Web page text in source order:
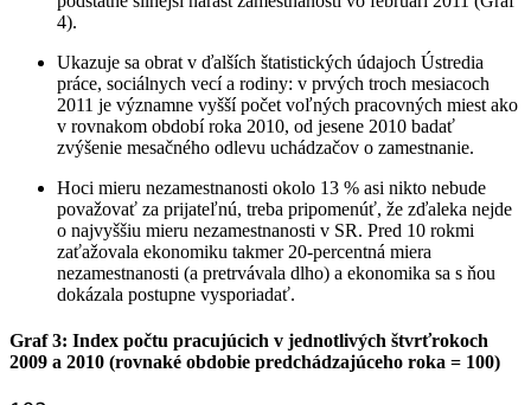
4).
Ukazuje sa obrat v ďalších štatistických údajoch Ústredia
práce, sociálnych vecí a rodiny: v prvých troch mesiacoch
2011 je významne vyšší počet voľných pracovných miest ako
v rovnakom období roka 2010, od jesene 2010 badať
zvýšenie mesačného odlevu uchádzačov o zamestnanie.
Hoci mieru nezamestnanosti okolo 13 % asi nikto nebude
považovať za prijateľnú, treba pripomenúť, že zďaleka nejde
o najvyššiu mieru nezamestnanosti v SR. Pred 10 rokmi
zaťažovala ekonomiku takmer 20-percentná miera
nezamestnanosti (a pretrvávala dlho) a ekonomika sa s ňou
dokázala postupne vysporiadať.
Graf 3: Index počtu pracujúcich v jednotlivých štvrťrokoch
2009 a 2010 (rovnaké obdobie predchádzajúceho roka = 100)